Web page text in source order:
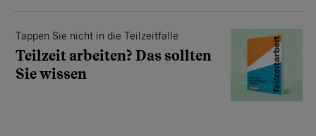
Tappen Sie nicht in die Teilzeitfalle
Teilzeit arbeiten? Das sollten
Sie wissen